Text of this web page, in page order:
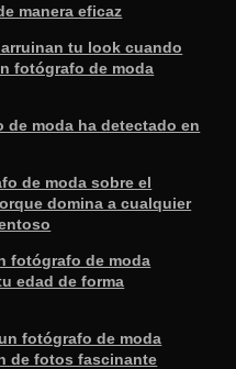
manera eficaz
tu look cuando
fotógrafo de moda
moda ha detectado en
de moda sobre el
domina a cualquier
fotógrafo de moda
edad de forma
fotógrafo de moda
de fotos fascinante